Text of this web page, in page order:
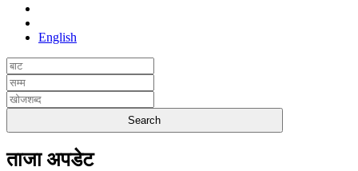
English
ताजा अपडेट